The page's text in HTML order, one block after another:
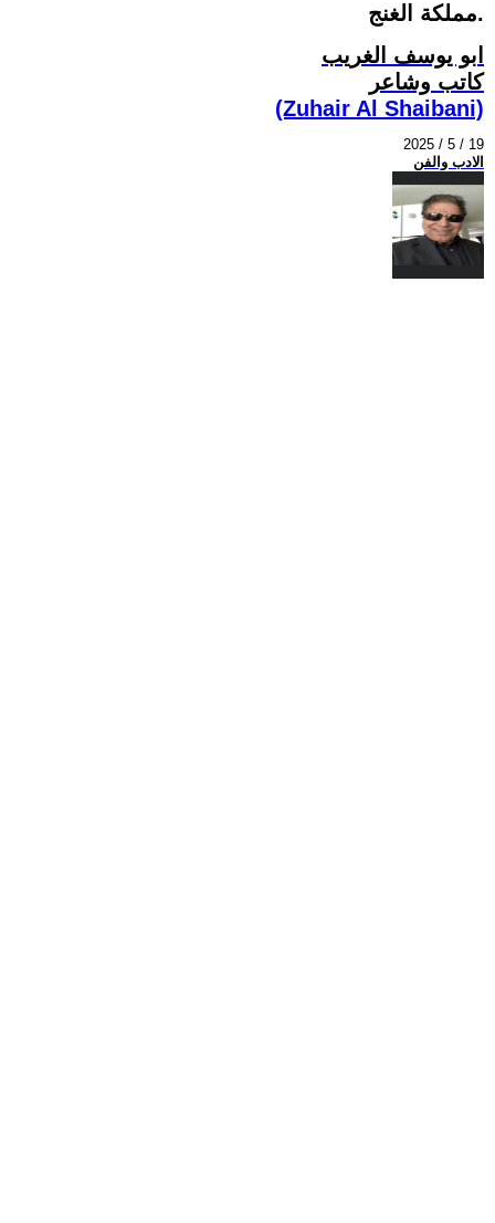
مملكة الغنج.
ابو يوسف الغريب
كاتب وشاعر
(Zuhair Al Shaibani)
2025 / 5 / 19
الادب والفن